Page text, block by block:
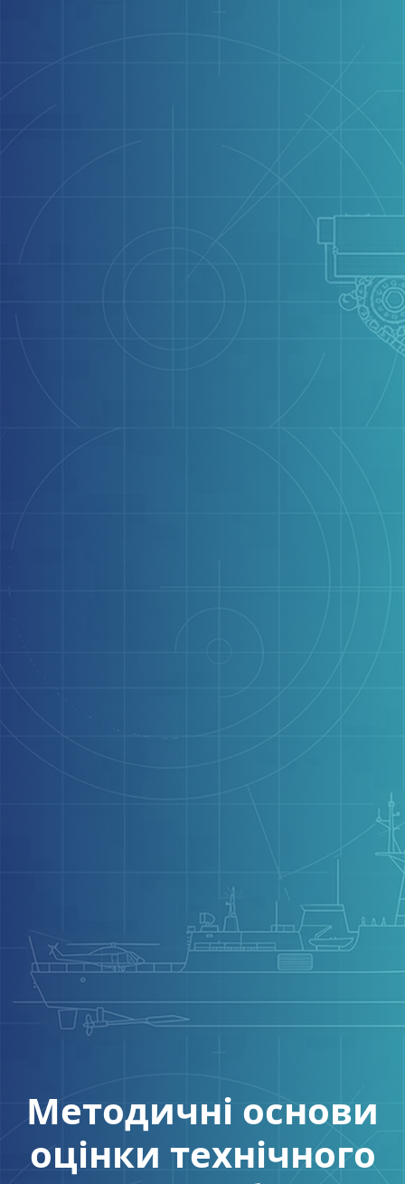
Методичні основи
оцінки технічного